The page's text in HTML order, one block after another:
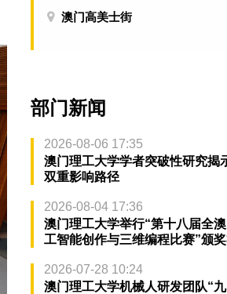
澳门高美士街
部门新闻
2026-08-06 17:35
澳门理工大学学者突破性研究揭
双重影响路径
2026-08-04 17:36
澳门理工大学举行“第十八届全
工智能创作与三维编程比赛”颁
2026-07-28 10:24
澳门理工大学机械人研发团队“